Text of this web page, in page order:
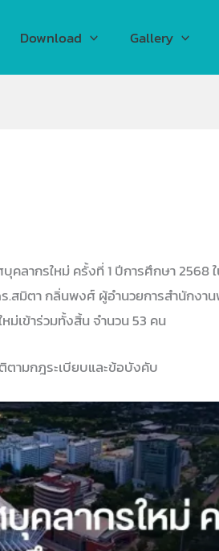
Download Gallery
ากรใหม่ ครั้งที่ 1 ปีการศึกษา 2568 ใ
.สมิตา กลิ่นพงศ์ ผู้อำนวยการสำนัก
ม่เข้าร่วมทั้งสิ้น จำนวน 53 คน
ตามกฎระเบียบและข้อบังคับ